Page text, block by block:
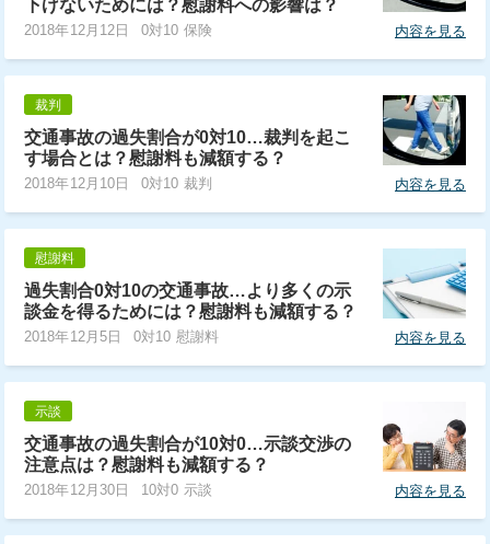
下げないためには？慰謝料への影響は？
2018年12月12日 0対10 保険 内容を見る
裁判
交通事故の過失割合が0対10…裁判を起こ
す場合とは？慰謝料も減額する？
2018年12月10日 0対10 裁判 内容を見る
慰謝料
過失割合0対10の交通事故…より多くの示
談金を得るためには？慰謝料も減額する？
2018年12月5日 0対10 慰謝料 内容を見る
示談
交通事故の過失割合が10対0…示談交渉の
注意点は？慰謝料も減額する？
2018年12月30日 10対0 示談 内容を見る